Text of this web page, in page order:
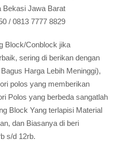
Bekasi Jawa Barat
/ 0813 7777 8829
Block/Conblock jika
sering di berikan dengan
Harga Lebih Meninggi),
polos yang memberikan
Polos yang berbeda sangatlah
Block Yang terlapisi Material
dan Biasanya di beri
s/d 12rb.